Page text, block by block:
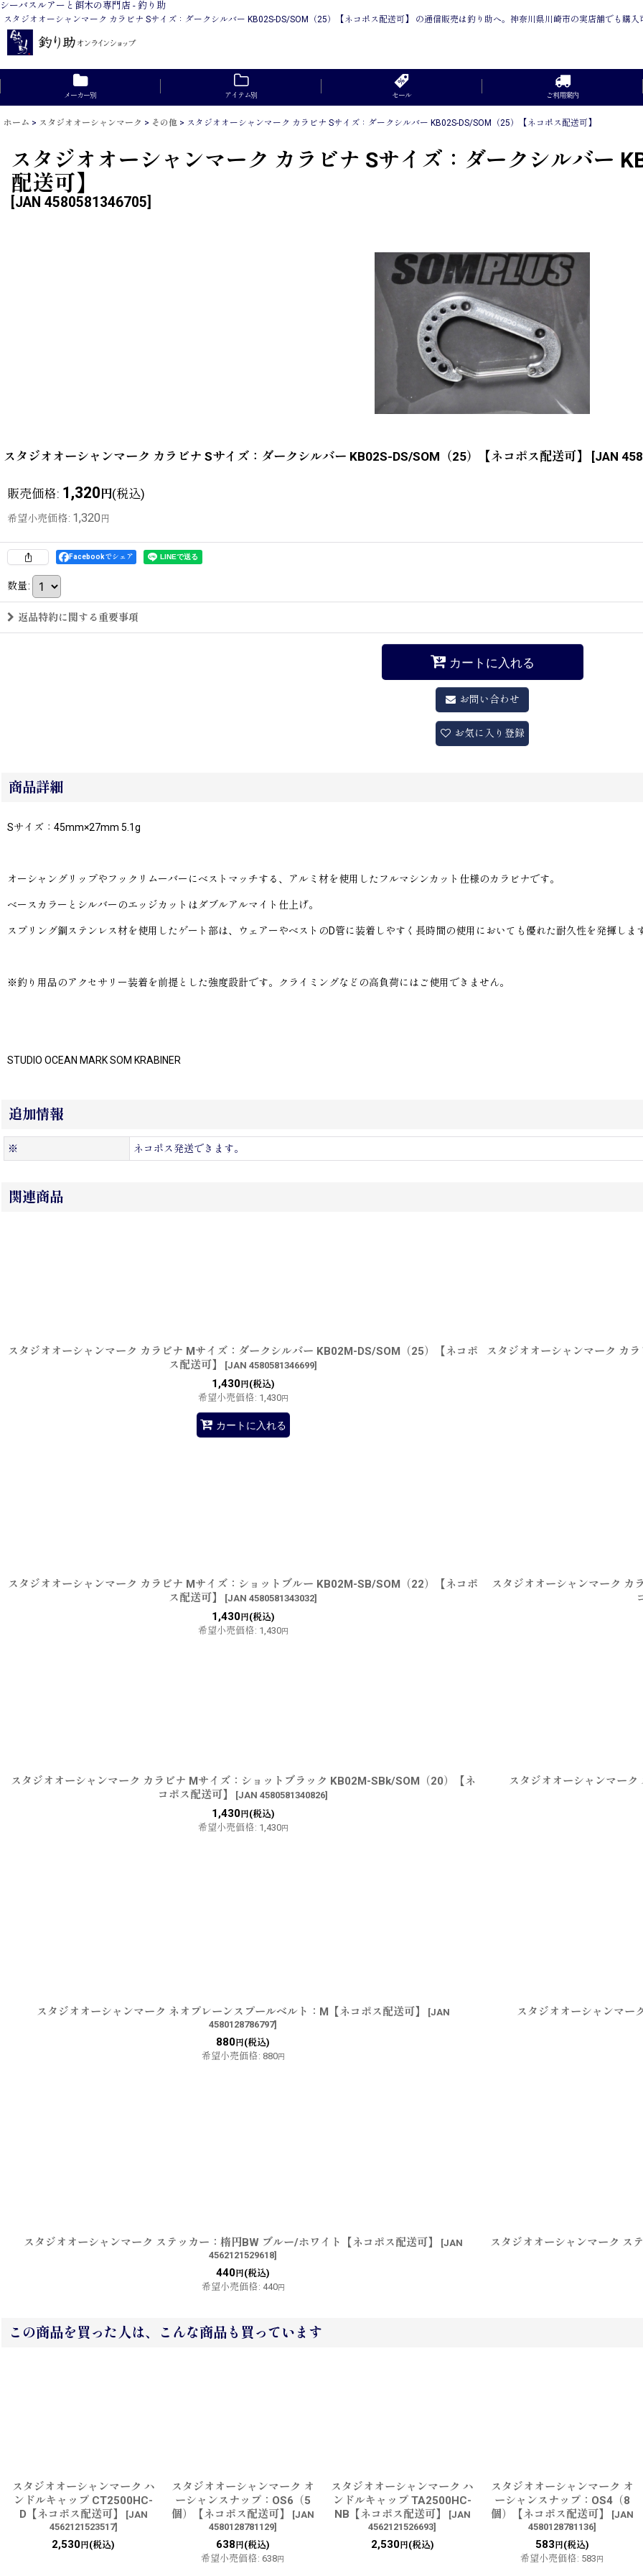
シーバスルアーと餌木の専門店 - 釣り助
スタジオオーシャンマーク カラビナ Sサイズ：ダークシルバー KB02S-DS/SOM（25）【ネコポス配送可】 の通信販売は釣り助へ。神奈川県川崎市の実店舗でも購入
メーカー別 アイテム別 セール ご利用案内
ホーム > スタジオオーシャンマーク > その他 > スタジオオーシャンマーク カラビナ Sサイズ：ダークシルバー KB02S-DS/SOM（25）【ネコポス配送可】
スタジオオーシャンマーク カラビナ Sサイズ：ダークシルバー
配送可】
JAN 4580581346705
スタジオオーシャンマーク カラビナ Sサイズ：ダークシルバー KB02S-DS/SOM（25）【ネコポス配送可】 [JAN
販売価格: 1,320円(税込)
希望小売価格: 1,320 円
Facebookでシェア
数量:
返品特約に関する重要事項
カートに入れる
お問い合わせ
お気に入り登録
商品詳細
Sサイズ：45mm×27mm 5.1g
オーシャングリップやフックリムーバーにベストマッチする、アルミ材を使用したフルマシンカット仕様のカラビナです。
ベースカラーとシルバーのエッジカットはダブルアルマイト仕上げ。
スプリング鋼ステンレス材を使用したゲート部は、ウェアーやベストのD管に装着しやすく長時間の使用においても優れた耐久性を発揮しま
※釣り用品のアクセサリー装着を前提とした強度設計です。クライミングなどの高負荷にはご使用できません。
STUDIO OCEAN MARK SOM KRABINER
追加情報
※ ネコポス発送できます。
関連商品
スタジオオーシャンマーク カラビナ Mサイズ：ダークシルバー KB02M-DS/SOM（25）【ネコポ
ス配送可】
[JAN 4580581346699]
1,430円(税込)
希望小売価格: 1,430円
カートに入れる
スタジオオーシャンマーク カ
スタジオオーシャンマーク カラビナ Mサイズ：ショットブルー KB02M-SB/SOM（22）【ネコポ
ス配送可】
[JAN 4580581343032]
1,430円(税込)
希望小売価格: 1,430円
スタジオオーシャンマーク カ
スタジオオーシャンマーク カラビナ Mサイズ：ショットブラック KB02M-SBk/SOM（20）【ネ
コポス配送可】
[JAN 4580581340826]
1,430円(税込)
希望小売価格: 1,430円
スタジオオーシャンマー
スタジオオーシャンマーク ネオプレーンスプールベルト：M【ネコポス配送可】 [JAN
4580128786797]
880 円(税込)
希望小売価格: 880円
スタジオオーシャンマー
スタジオオーシャンマーク ステッカー：楕円BW ブルー/ホワイト【ネコポス配送可】 [JAN
4562121529618]
440 円(税込)
希望小売価格: 440円
スタジオオーシャンマーク ス
この商品を買った人は、こんな商品も買っています
スタジオオーシャンマーク ハ
ンドルキャップ CT2500HC-
D【ネコポス配送可】
[JAN
4562121523517]
2,530 円(税込)
スタジオオーシャンマーク オ
ーシャンスナップ：OS6（5
個）【ネコポス配送可】
[JAN
4580128781129]
638 円(税込)
希望小売価格: 638円
スタジオオーシャンマーク ハ
ンドルキャップ TA2500HC-
NB【ネコポス配送可】
[JAN
4562121526693]
2,530円(税込)
スタジオオーシャンマーク オ
ーシャンスナップ：OS4（8
個）【ネコポス配送可】
[JAN
4580128781136]
583 円(税込)
希望小売価格: 583 円